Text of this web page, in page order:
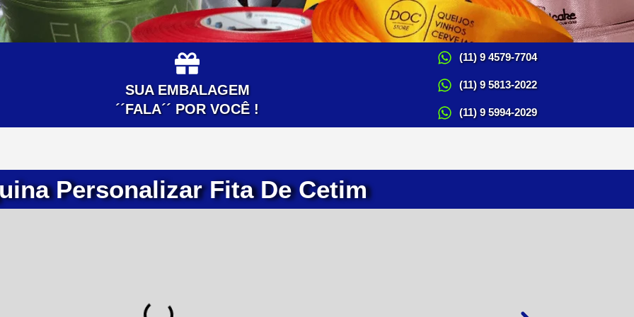
SUA EMBALAGEM
´´FALA´´ POR VOCÊ !
(11) 9 4579-7704
(11) 9 5813-2022
(11) 9 5994-2029
Personalizar Fita De Cetim